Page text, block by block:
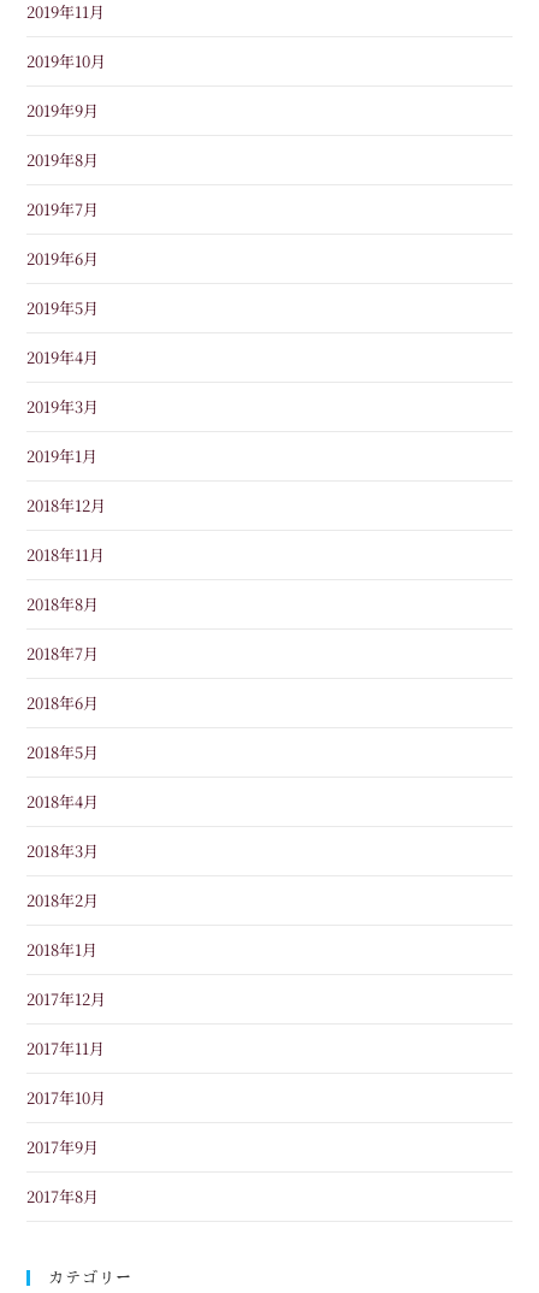
2019年11月
2019年10月
2019年9月
2019年8月
2019年7月
2019年6月
2019年5月
2019年4月
2019年3月
2019年1月
2018年12月
2018年11月
2018年8月
2018年7月
2018年6月
2018年5月
2018年4月
2018年3月
2018年2月
2018年1月
2017年12月
2017年11月
2017年10月
2017年9月
2017年8月
カテゴリー